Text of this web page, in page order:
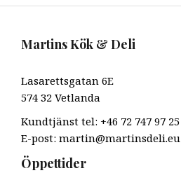
Martins Kök & Deli
Lasarettsgatan 6E
574 32 Vetlanda
Kundtjänst tel: +46 72 747 97 25
E-post: martin@martinsdeli.eu
Öppettider